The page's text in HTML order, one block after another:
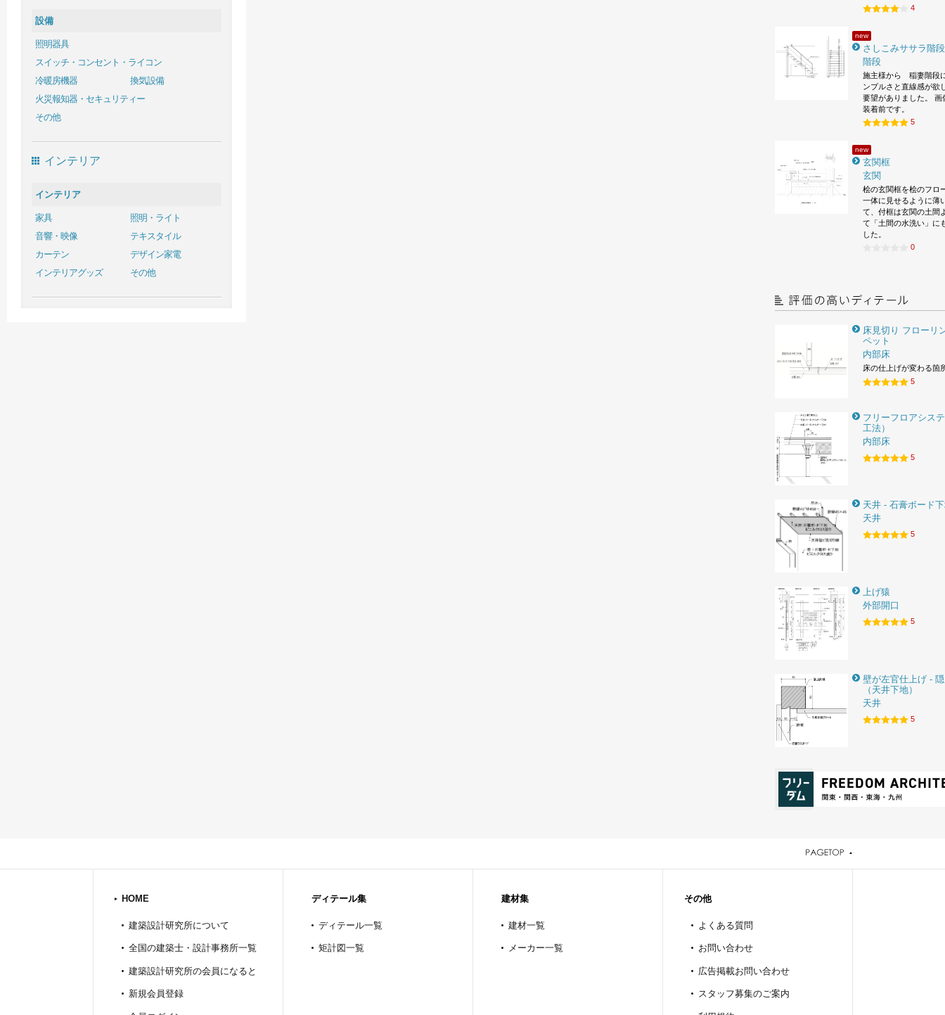
設備
照明器具
スイッチ・コンセント・ライコン
冷暖房機器
換気設備
火災報知器・セキュリティー
その他
インテリア
インテリア
家具
照明・ライト
音響・映像
テキスタイル
カーテン
デザイン家電
インテリアグッズ
その他
4
new
さしこみササラ階段
階段
施主様から 稲妻階段
ンプルさと直線感が
要望がありました。 画
装着前です。
5
new
玄関框
玄関
桧の玄関框を桧のフロ
一体に見せるように薄
て、付框は玄関の土間
て「土間の水洗い」に
した。
0
床見切り フローリ
ペット
内部床
床の仕上げが変わる箇
5
フリーフロアシス
工法）
内部床
5
天井 - 石膏ボード
天井
5
上げ猿
外部開口
5
壁が左官仕上げ -
（天井下地）
天井
5
HOME
建築設計研究所について
全国の建築士・設計事務所一覧
建築設計研究所の会員になると
新規会員登録
ディテール集
ディテール一覧
矩計図一覧
建材集
建材一覧
メーカー一覧
その他
よくある質問
お問い合わせ
広告掲載お問い合わせ
スタッフ募集のご案内